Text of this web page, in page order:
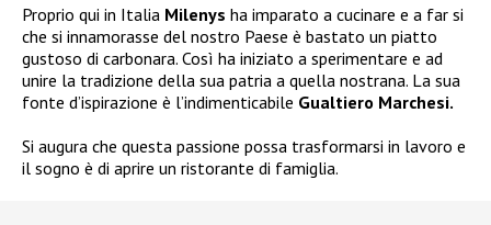
Proprio qui in Italia Milenys ha imparato a cucinare e a far si
che si innamorasse del nostro Paese è bastato un piatto
gustoso di carbonara. Così ha iniziato a sperimentare e ad
unire la tradizione della sua patria a quella nostrana. La sua
fonte d’ispirazione è l’indimenticabile Gualtiero Marchesi.
Si augura che questa passione possa trasformarsi in lavoro e
il sogno è di aprire un ristorante di famiglia.